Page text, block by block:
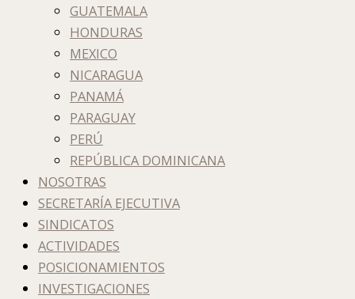
GUATEMALA
HONDURAS
MEXICO
NICARAGUA
PANAMÁ
PARAGUAY
PERÚ
REPÚBLICA DOMINICANA
NOSOTRAS
SECRETARÍA EJECUTIVA
SINDICATOS
ACTIVIDADES
POSICIONAMIENTOS
INVESTIGACIONES